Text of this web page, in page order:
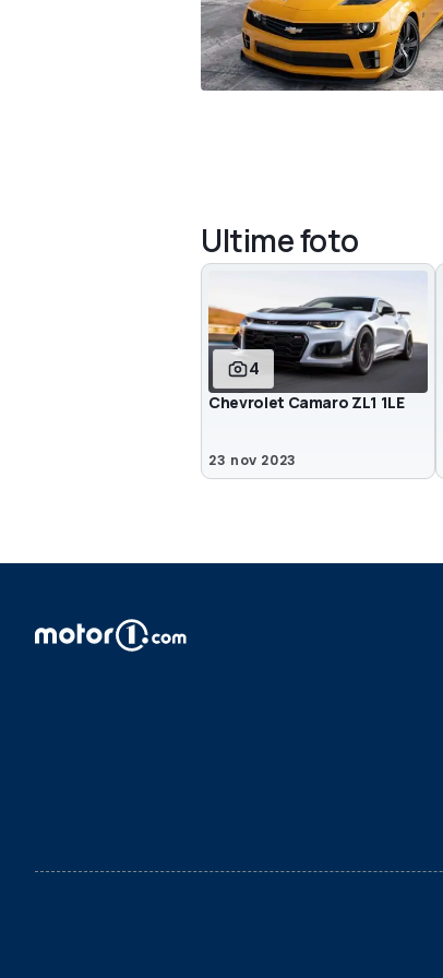
Ultime foto
4
Chevrolet Camaro ZL1 1LE
23 nov 2023